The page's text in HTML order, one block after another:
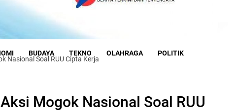
BUDAYA TEKNO OLAHRAGA POLITIK
Nasional Soal RUU Cipta Kerja
Mogok Nasional Soal RUU